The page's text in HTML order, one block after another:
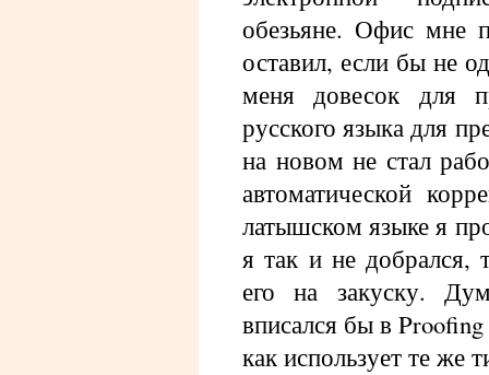
обезьяне. Офис мне
оставил, если бы не
меня довесок для
русского языка для
на новом не стал
автоматической
латышском языке я
я так и не добрался,
его на закуску.
вписался бы в
как использует те же